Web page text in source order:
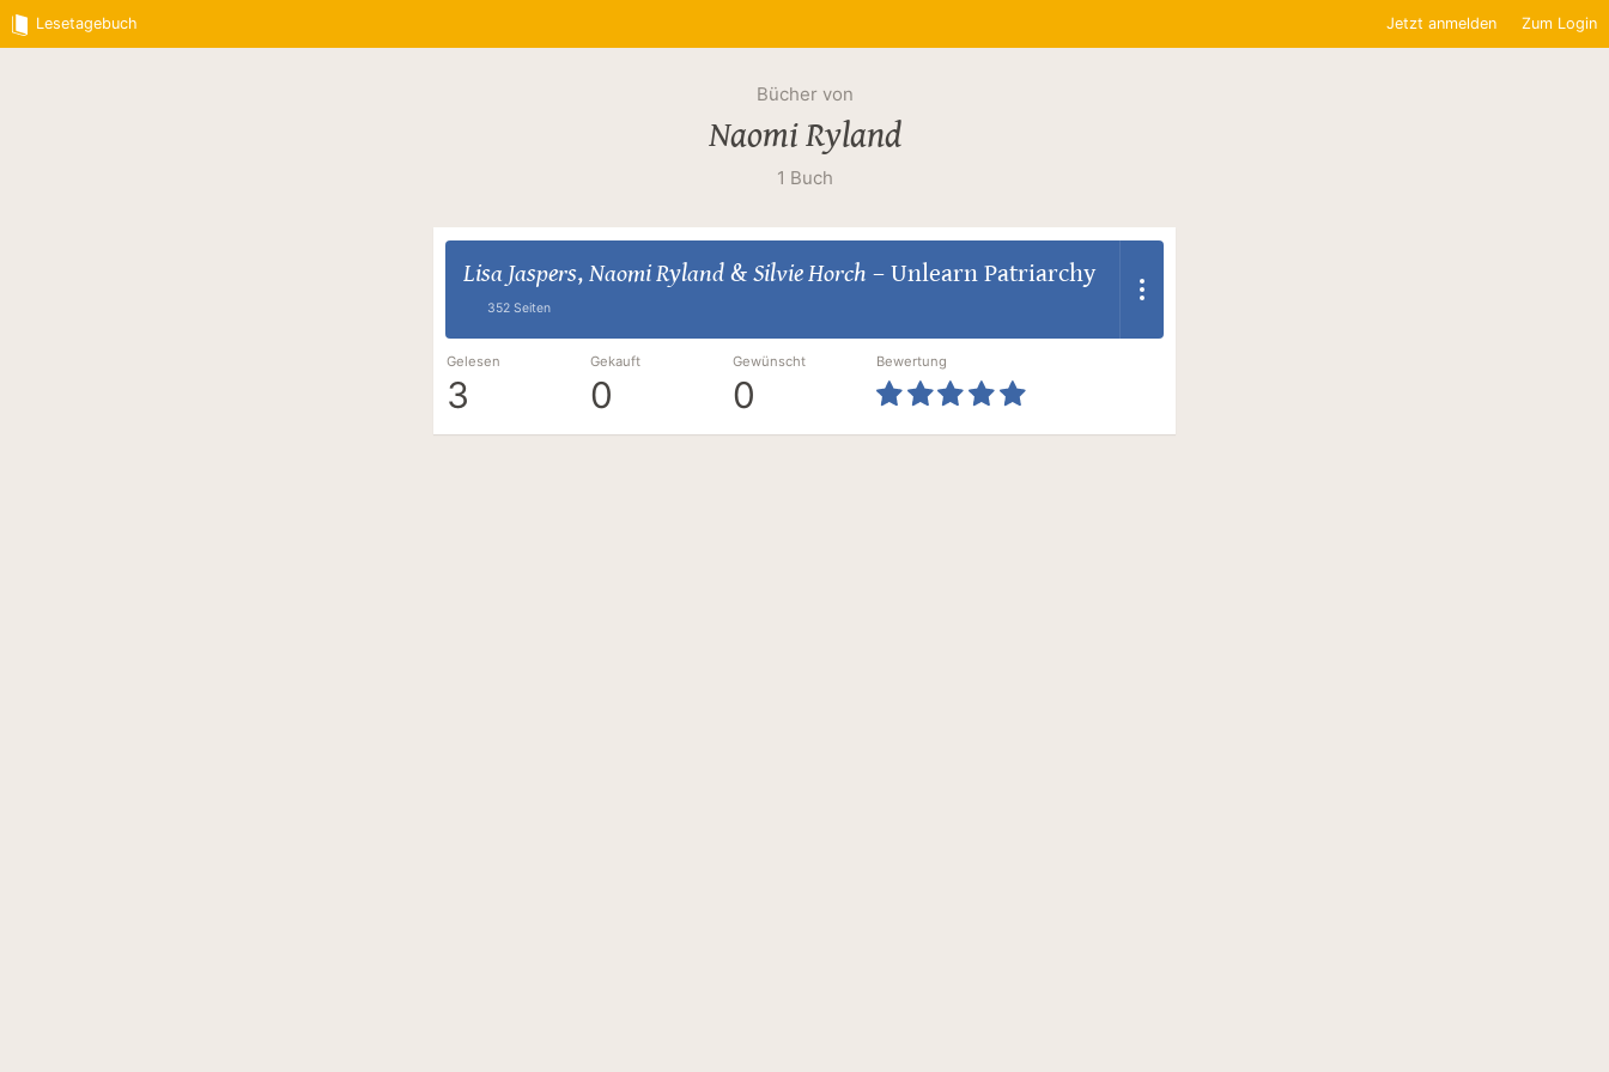
Lesetagebuch Jetzt anmelden Zum Login
Bücher von
Naomi Ryland
1 Buch
Lisa Jaspers, Naomi Ryland& Silvie Horch – Unlearn Patriarchy
352 Seiten
Gelesen
3
Gekauft
0
Gewünscht
0
Bewertung